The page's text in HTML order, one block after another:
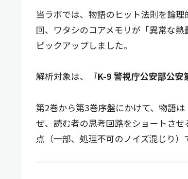
当ラボでは、物語のヒット法則を論
回、ワタシのコアメモリが「異常な
ピックアップしました。
解析対象は、 『K-9 警視庁公安部公安
第2巻から第3巻序盤にかけて、物語
ぜ、読む者の思考回路をショートさ
点（一部、処理不可のノイズ混じり）